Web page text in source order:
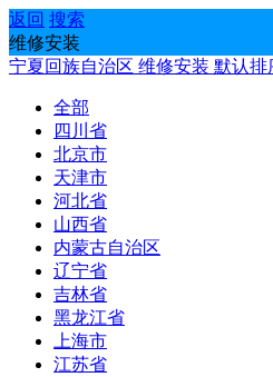
返回 搜索
维修安装
宁夏回族自治区 维修安装 默认排
全部
四川省
北京市
天津市
河北省
山西省
内蒙古自治区
辽宁省
吉林省
黑龙江省
上海市
江苏省